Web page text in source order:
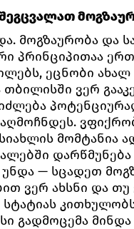
მოგზაურობა და
პრინციპითაა
ეცნობი ახალ
თბილისში ვერ
აღმოჩნდეს.
მომტანია
— სცადეთ
ვერ ახსნი და
სტატიას
გადმოცემა